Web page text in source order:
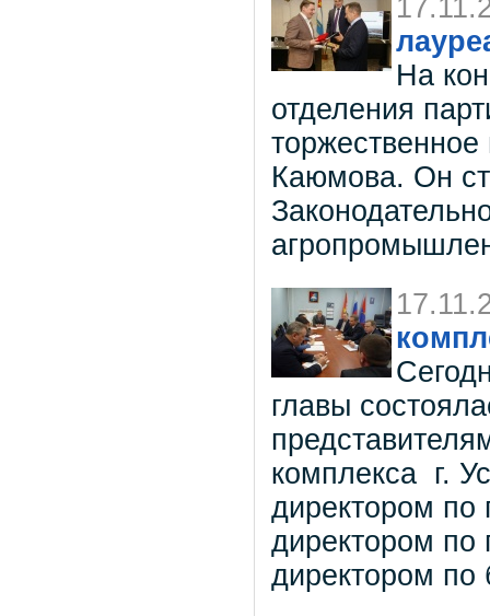
На
отделения
Каюмова. Он
главы
комплекса г.
директором
директором по
директором